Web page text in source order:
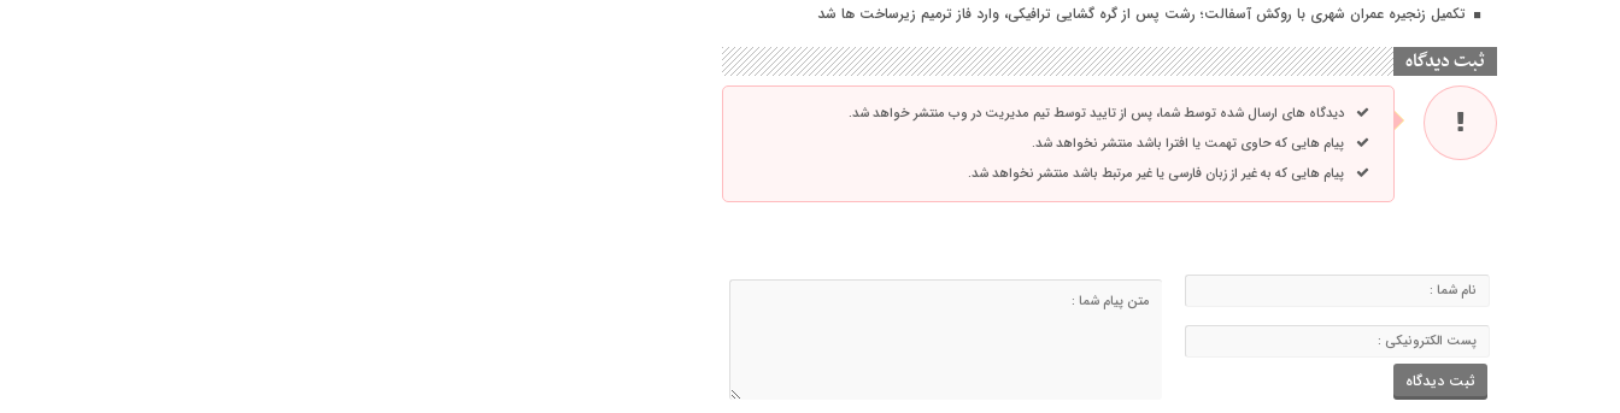
تکمیل زنجیره عمران شهری با روکش آسفالت؛ رشت پس از گره گشایی ترافیکی، وارد فاز ترمیم زیرساخت ها شد
ثبت دیدگاه
دیدگاه های ارسال شده توسط شما، پس از تایید توسط تیم مدیریت در وب منتشر خواهد شد.
پیام هایی که حاوی تهمت یا افترا باشد منتشر نخواهد شد.
پیام هایی که به غیر از زبان فارسی یا غیر مرتبط باشد منتشر نخواهد شد.